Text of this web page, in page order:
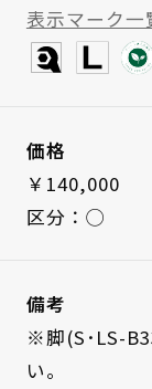
表示マーク一
価格
￥140,000
区分：◯
備考
※脚(S･LS-
い。